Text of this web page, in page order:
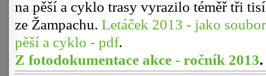
na pěší a cyklo trasy vyrazilo téměř tři
ze Žampachu. Letáček 2013 - jako
pěší a cyklo - pdf.
Z fotodokumentace akce - ročník 2013.